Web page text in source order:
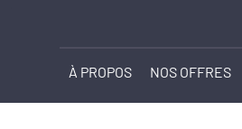
À PROPOS NOS OFFRES